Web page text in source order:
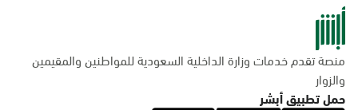
منصة تقدم خدمات وزارة الداخلية السعودية للمواطنين والمقيمين
والزوار
حمل تطبيق أبشر